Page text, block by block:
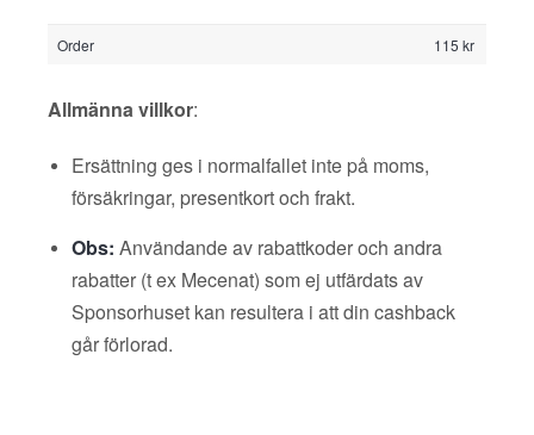
Order 115 kr
Allmänna villkor:
Ersättning ges i normalfallet inte på moms,
försäkringar, presentkort och frakt.
Obs: Användande av rabattkoder och andra
rabatter (t ex Mecenat) som ej utfärdats av
Sponsorhuset kan resultera i att din cashback
går förlorad.